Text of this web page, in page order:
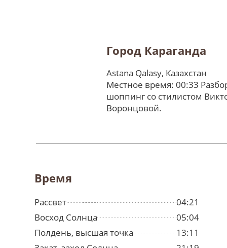
Город Караганда
Astana Qalasy, Казахстан
Местное время: 00:33
шоппинг со стилистом
Воронцовой.
Время
Рассвет
04:21
Восход Солнца
05:04
Полдень, высшая точка
13:11